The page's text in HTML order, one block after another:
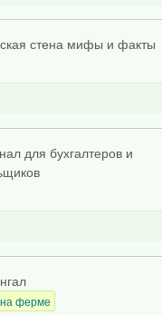
стена мифы и факты
для бухгалтеров и
ферме